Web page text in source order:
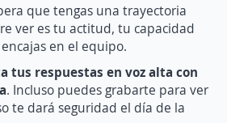
que tengas una trayectoria
ver es tu actitud, tu capacidad
en el equipo.
tus respuestas en voz alta con
. Incluso puedes grabarte para ver
te dará seguridad el día de la